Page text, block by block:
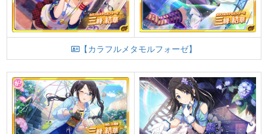
【カラフルメタモルフォーゼ】